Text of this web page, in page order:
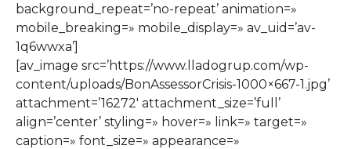
background_repeat=’no-repeat’ animation=»
mobile_breaking=» mobile_display=» av_uid=’av-
1q6wwxa’]
[av_image src=’https://www.lladogrup.com/wp-
content/uploads/BonAssessorCrisis-1000×667-1.jpg’
attachment=’16272′ attachment_size=’full’
align=’center’ styling=» hover=» link=» target=»
caption=» font_size=» appearance=»